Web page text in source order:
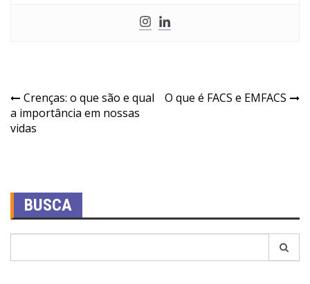
Crenças: o que são e qual
a importância em nossas
vidas
O que é FACS e EMFACS
BUSCA